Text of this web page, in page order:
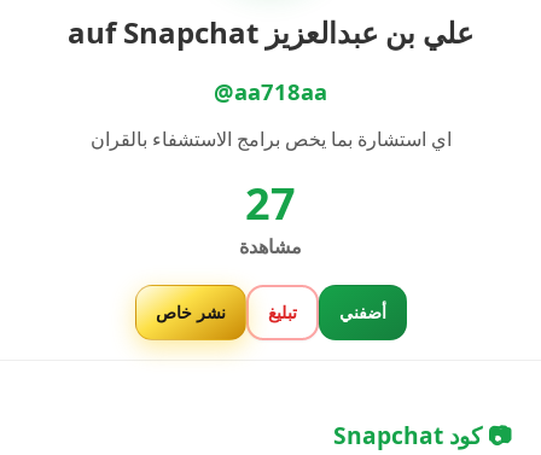
علي بن عبدالعزيز auf Snapchat
@aa718aa
اي استشارة بما يخص برامج الاستشفاء بالقران
27
مشاهدة
أضفني تبليغ نشر خاص
📷 كود Snapchat